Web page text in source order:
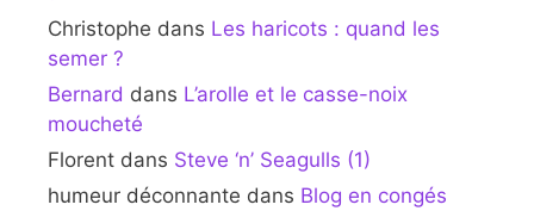
Christophe dans Les haricots : quand les
semer ?
Bernard dans L’arolle et le casse-noix
moucheté
Florent dans Steve ‘n’ Seagulls (1)
humeur déconnante dans Blog en congés